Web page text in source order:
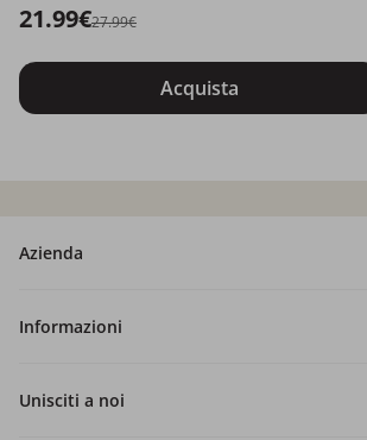
21.99€27.99€
Acquista
Azienda
Informazioni
Unisciti a noi